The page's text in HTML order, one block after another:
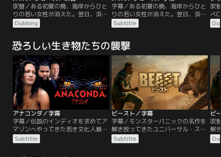
吹替／ある初夏の晩、海岸からひと
りの若い女性が消えた。翌日、浜辺
に無惨な彼女の遺体が打ち上げら
れ、平和な観光地アミティは騒然と
件を巨大な人喰い鮫の仕業と判断。
海岸を閉鎖するように提案するが、
貴重な収入源である海水浴客を失う
として、市長から猛反対にあってし
まう。だが間もなく、海水浴を楽し
む人々から第二の犠牲者が！
Dubbing
字幕／ある初夏の晩、海岸からひと
りの若い女性が消えた。翌日、浜辺
に無惨な彼女の遺体が打ち上げら
れ、平和な観光地アミティは騒然と
件を巨大な人喰い鮫の仕業と判断。
海岸を閉鎖するように提案するが、
貴重な収入源である海水浴客を失う
として、市長から猛反対にあってし
まう。だが間もなく、海水浴を楽し
む人々から第二の犠牲者が！
Subtitle
吹
ベ
島
が
の
命
恐ろしい生き物たちの襲撃
アナコンダ／字幕
字幕／伝説のインディオを求めてア
マゾンへやってきた若き文化人類学
者ケイルと、恋人の女性監督テリー
率いる撮影隊は、探索の途中、蛇の
Subtitle
ビースト／字幕
字幕／モンスターパニックの名作を
解き放ってきたユニバーサル・スタ
ジオが、アフリカの広大なサバンナ
を舞台に描く手に汗握るサバイバル
Subtitle
ビ
吹
解
ジ
を